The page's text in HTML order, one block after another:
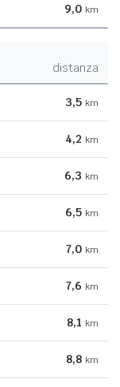
9,0 km
distanza
3,5 km
4,2 km
6,3 km
6,5 km
7,0 km
7,6 km
8,1 km
8,8 km